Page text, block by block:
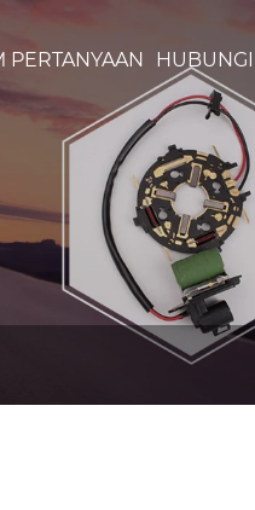
PERTANYAAN HUBUNGI